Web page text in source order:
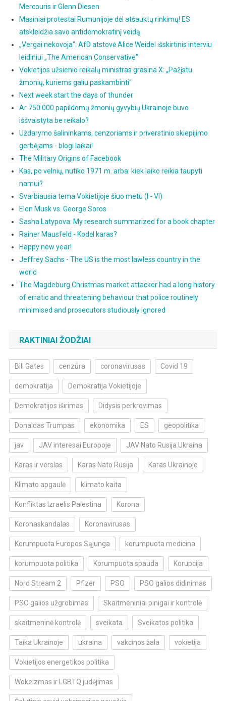
Mercouris ir Glenn Diesen
Masiniai protestai Rumunijoje dėl atšauktų rinkimų! ES
atskleidžia savo antidemokratinį veidą.
„Vergai nekovoja“: AfD atstovė Alice Weidel išskirtinis interviu
leidiniui „The American Conservative"
Vokietijos užsienio reikalų ministras grasina X: „Pažįstu
žmonių, kuriems galiu paskambinti“
Next week start the days of thunder
Ar 750 000 papildomų žmonių gyvybių Ukrainoje buvo
iššvaistyta be reikalo?
Uždarymo šalininkams, cenzoriams ir priverstinio skiepijimo
gerbėjams - blogi laikai!
The Military Origins of Facebook
Kas, po velnių, nutiko 1971 m. arba: kiek laiko reikia taupyti
namui?
Svarbiausia tema Vokietijoje šiuo metu (I - VI)
Elon Musk vs. George Soros
Sasha Latypova: My research summarized for a book chapter
Rainer Mausfeld - Kodėl karas?
Happy new year!
Jeffrey Sachs - The US is the most lawless country in the
world
The Magdeburg Christmas market attacker had a long history
of erratic and threatening behaviour that police routinely
minimised and prosecutors studiously ignored
RAKTINIAI ŽODŽIAI
Bill Gates cenzūra coronavirusas Covid 19
demokratija Demokratija Vokietijoje
Demokratijos iširimas Didysis perkrovimas
Donaldas Trumpas ekonomika ES geopolitika
jav JAV interesai Europoje JAV Nato Rusija Ukraina
Karas ir verslas Karas Nato Rusija Karas Ukrainoje
Klimato apgaulė klimato kaita
Konfliktas Izraelis Palestina Korona
Koronaskandalas Koronavirusas
Korumpuota Europos Sąjunga korumpuota medicina
korumpuota politika Korumpuota spauda Korupcija
Nord Stream 2 Pfizer PSO PSO galios didinimas
PSO galios užgrobimas Skaitmeniniai pinigai ir kontrolė
skaitmeninė kontrolė sveikata Sveikatos politika
Taika Ukrainoje ukraina vakcinos žala vokietija
Vokietijos energetikos politika
Wokeizmas ir LGBTQ judėjimas